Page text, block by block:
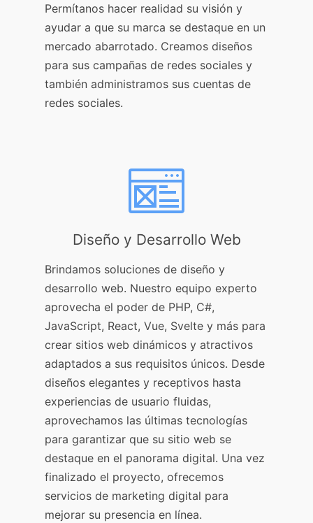
Permítanos hacer realidad su visión y
ayudar a que su marca se destaque en un
mercado abarrotado. Creamos diseños
para sus campañas de redes sociales y
también administramos sus cuentas de
redes sociales.
Diseño y Desarrollo Web
Brindamos soluciones de diseño y
desarrollo web. Nuestro equipo experto
aprovecha el poder de PHP, C#,
JavaScript, React, Vue, Svelte y más para
crear sitios web dinámicos y atractivos
adaptados a sus requisitos únicos. Desde
diseños elegantes y receptivos hasta
experiencias de usuario fluidas,
aprovechamos las últimas tecnologías
para garantizar que su sitio web se
destaque en el panorama digital. Una vez
finalizado el proyecto, ofrecemos
servicios de marketing digital para
mejorar su presencia en línea.